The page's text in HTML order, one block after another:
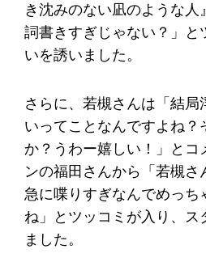
き沈みのない凪のような人
詞書きすぎじゃない？」と
いを誘いました。
さらに、若槻さんは「結局
いってことなんですよね？
か？うわー嬉しい！」とコ
ンの福田さんから「若槻さ
急に喋りすぎなんでめっち
ね」とツッコミが入り、ス
ました。